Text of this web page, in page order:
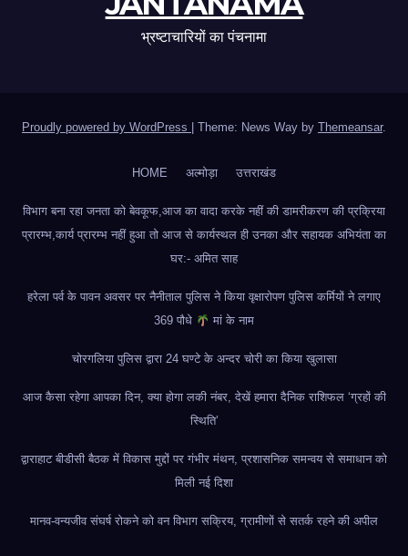
भ्रष्टाचारियों का पंचनामा
Proudly powered by WordPress Theme: News Way by Themeansar.
HOME अल्मोड़ा उत्तराखंड
विभाग बना रहा जनता को बेवकूफ,आज का वादा करके नहीं की डामरीकरण की प्रक्रिया
प्रारम्भ,कार्य प्रारम्भ नहीं हुआ तो आज से कार्यस्थल ही उनका और सहायक अभियंता का
घर:- अमित साह
हरेला पर्व के पावन अवसर पर नैनीताल पुलिस ने किया वृक्षारोपण पुलिस कर्मियों ने लगाए
369 पौधे
मां के नाम
चोरगलिया पुलिस द्वारा 24 घण्टे के अन्दर चोरी का किया खुलासा
आज कैसा रहेगा आपका दिन, क्या होगा लकी नंबर, देखें हमारा दैनिक राशिफल ‘ग्रहों की
स्थिति’
द्वाराहाट बीडीसी बैठक में विकास मुद्दों पर गंभीर मंथन, प्रशासनिक समन्वय से समाधान को
मिली नई दिशा
मानव-वन्यजीव संघर्ष रोकने को वन विभाग सक्रिय, ग्रामीणों से सतर्क रहने की अपील